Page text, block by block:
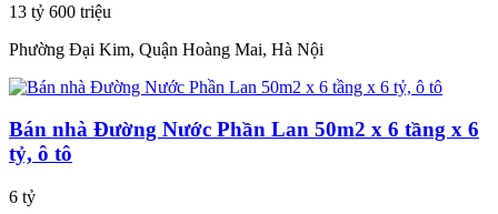
13 tỷ 600 triệu
Phường Đại Kim, Quận Hoàng Mai, Hà Nội
Bán nhà Đường Nước Phần Lan 50m2 x 6 tầng x 6
tỷ, ô tô
6 tỷ